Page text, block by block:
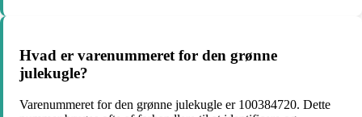
Hvad er varenummeret for den grønne
julekugle?
Varenummeret for den grønne julekugle er 100384720. Dette